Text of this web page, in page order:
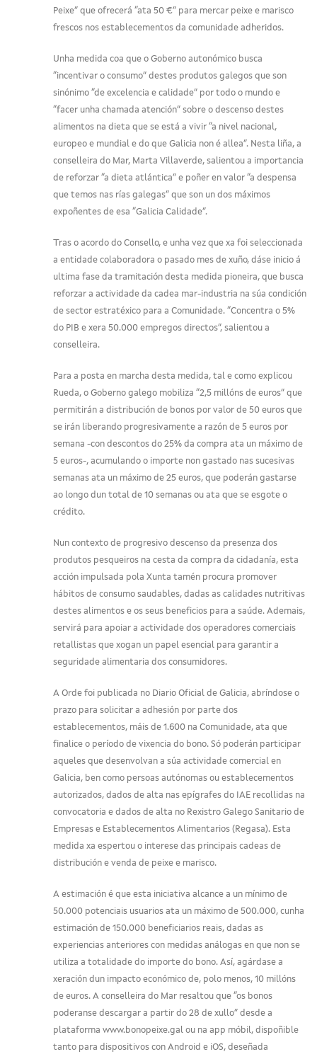
Peixe” que ofrecerá “ata 50 €” para mercar peixe e marisco
frescos nos establecementos da comunidade adheridos.
Unha medida coa que o Goberno autonómico busca
“incentivar o consumo” destes produtos galegos que son
sinónimo “de excelencia e calidade” por todo o mundo e
“facer unha chamada atención” sobre o descenso destes
alimentos na dieta que se está a vivir “a nivel nacional,
europeo e mundial e do que Galicia non é allea”. Nesta liña, a
conselleira do Mar, Marta Villaverde, salientou a importancia
de reforzar “a dieta atlántica” e poñer en valor “a despensa
que temos nas rías galegas” que son un dos máximos
expoñentes de esa “Galicia Calidade”.
Tras o acordo do Consello, e unha vez que xa foi seleccionada
a entidade colaboradora o pasado mes de xuño, dáse inicio á
ultima fase da tramitación desta medida pioneira, que busca
reforzar a actividade da cadea mar-industria na súa condición
de sector estratéxico para a Comunidade. “Concentra o 5%
do PIB e xera 50.000 empregos directos”, salientou a
conselleira.
Para a posta en marcha desta medida, tal e como explicou
Rueda, o Goberno galego mobiliza “2,5 millóns de euros” que
permitirán a distribución de bonos por valor de 50 euros que
se irán liberando progresivamente a razón de 5 euros por
semana -con descontos do 25% da compra ata un máximo de
5 euros-, acumulando o importe non gastado nas sucesivas
semanas ata un máximo de 25 euros, que poderán gastarse
ao longo dun total de 10 semanas ou ata que se esgote o
crédito.
Nun contexto de progresivo descenso da presenza dos
produtos pesqueiros na cesta da compra da cidadanía, esta
acción impulsada pola Xunta tamén procura promover
hábitos de consumo saudables, dadas as calidades nutritivas
destes alimentos e os seus beneficios para a saúde. Ademais,
servirá para apoiar a actividade dos operadores comerciais
retallistas que xogan un papel esencial para garantir a
seguridade alimentaria dos consumidores.
A Orde foi publicada no Diario Oficial de Galicia, abríndose o
prazo para solicitar a adhesión por parte dos
establecementos, máis de 1.600 na Comunidade, ata que
finalice o período de vixencia do bono. Só poderán participar
aqueles que desenvolvan a súa actividade comercial en
Galicia, ben como persoas autónomas ou establecementos
autorizados, dados de alta nas epígrafes do IAE recollidas na
convocatoria e dados de alta no Rexistro Galego Sanitario de
Empresas e Establecementos Alimentarios (Regasa). Esta
medida xa espertou o interese das principais cadeas de
distribución e venda de peixe e marisco.
A estimación é que esta iniciativa alcance a un mínimo de
50.000 potenciais usuarios ata un máximo de 500.000, cunha
estimación de 150.000 beneficiarios reais, dadas as
experiencias anteriores con medidas análogas en que non se
utiliza a totalidade do importe do bono. Así, agárdase a
xeración dun impacto económico de, polo menos, 10 millóns
de euros. A conselleira do Mar resaltou que “os bonos
poderanse descargar a partir do 28 de xullo” desde a
plataforma www.bonopeixe.gal ou na app móbil, dispoñible
tanto para dispositivos con Android e iOS, deseñada